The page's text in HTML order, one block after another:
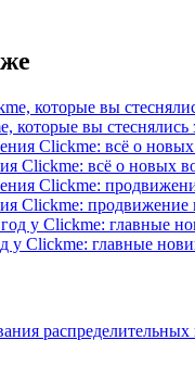
которые вы стеснялись
Clickme: всё о новых
Clickme: продвижение
у Clickme: главные
распределительных